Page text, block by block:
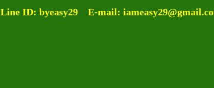
Line ID: byeasy29 E-mail: